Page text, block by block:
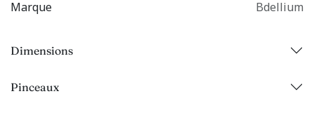
Marque Bdellium
Dimensions
Pinceaux